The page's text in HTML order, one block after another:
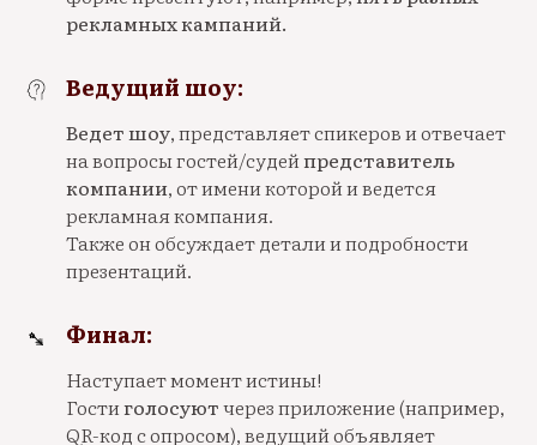
рекламных кампаний.
Ведущий шоу:
Ведет шоу, представляет спикеров и отвечает
на вопросы гостей/судейпредставитель
компании, от имени которой и ведется
рекламная компания.
Также он обсуждает детали и подробности
презентаций.
Финал:
Наступает момент истины!
Гостиголосуютчерез приложение (например,
QR-код с опросом), ведущий объявляет